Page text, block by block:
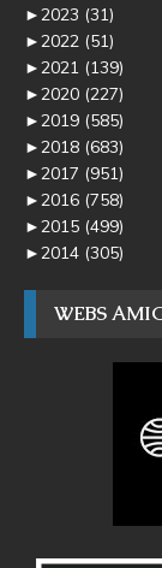
►2023 (31)
►2022 (51)
►2021 (139)
►2020 (227)
►2019 (585)
►2018 (683)
►2017 (951)
►2016 (758)
►2015 (499)
►2014 (305)
WEBS